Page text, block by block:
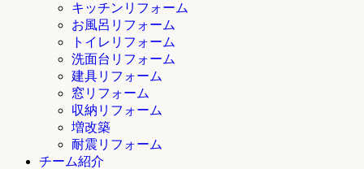
キッチンリフォーム
お風呂リフォーム
トイレリフォーム
洗面台リフォーム
建具リフォーム
窓リフォーム
収納リフォーム
増改築
耐震リフォーム
チーム紹介